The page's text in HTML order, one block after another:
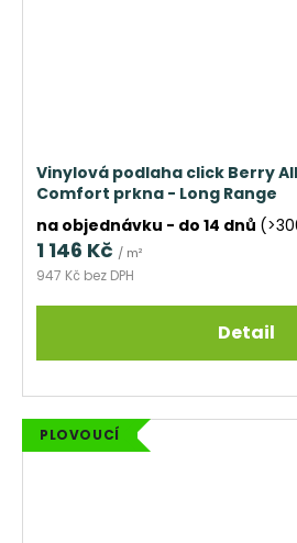
Vinylová podlaha click Berry
Comfort prkna - Long Range
na objednávku - do 14 dnů
947 Kč bez DPH
1 146 Kč / m²
Detail
PLOVOUCÍ